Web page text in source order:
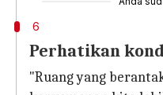
6
Perhatikan
"Ruang yang